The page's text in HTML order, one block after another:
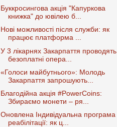
Буккросингова акція "Капуркова
книжка" до ювілею б...
Нові можливості після служби: як
працює платформа ...
У 3 лікарнях Закарпаття проводять
безоплатні опера...
«Голоси майбутнього»: Молодь
Закарпаття запрошують...
Благодійна акція #PowerCoins:
Збираємо монети – ря...
Оновлена Індивідуальна програма
реабілітації: як ц...